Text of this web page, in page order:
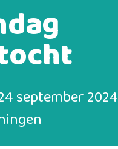
september 2024